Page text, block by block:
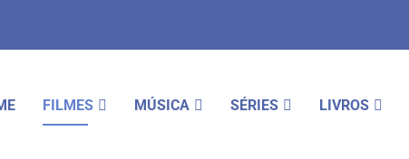
FILMES MÚSICA SÉRIES LIVROS